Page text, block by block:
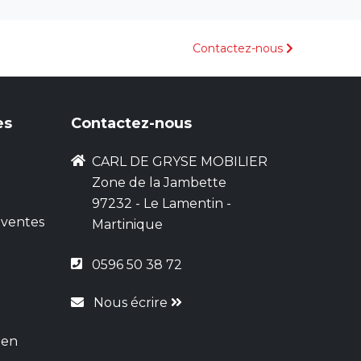
Contactez-nous
Contactez-nous
CARL DE GRYSE MOBILIER
Zone de la Jambette
97232 - Le Lamentin -
Martinique
0596 50 38 72
Nous écrire